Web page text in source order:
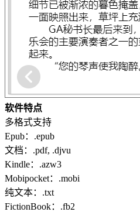
软件特点
多格式支持
Epub：.epub
文档：.pdf, .djvu
Kindle：.azw3
Mobipocket：.mobi
纯文本：.txt
FictionBook：.fb2